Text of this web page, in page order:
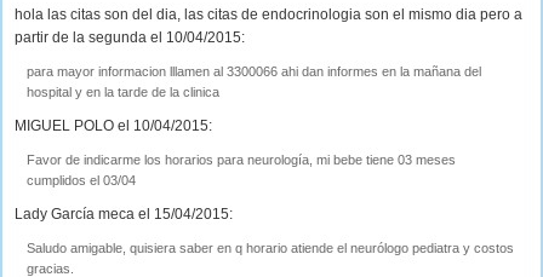
hola las citas son del dia, las citas de endocrinologia son el mismo dia pero a
partir de la segunda el 10/04/2015:
para mayor informacion lllamen al 3300066 ahi dan informes en la mañana del
hospital y en la tarde de la clinica
MIGUEL POLO el 10/04/2015:
Favor de indicarme los horarios para neurología, mi bebe tiene 03 meses
cumplidos el 03/04
Lady García meca el 15/04/2015:
Saludo amigable, quisiera saber en q horario atiende el neurólogo pediatra y costos
gracias.